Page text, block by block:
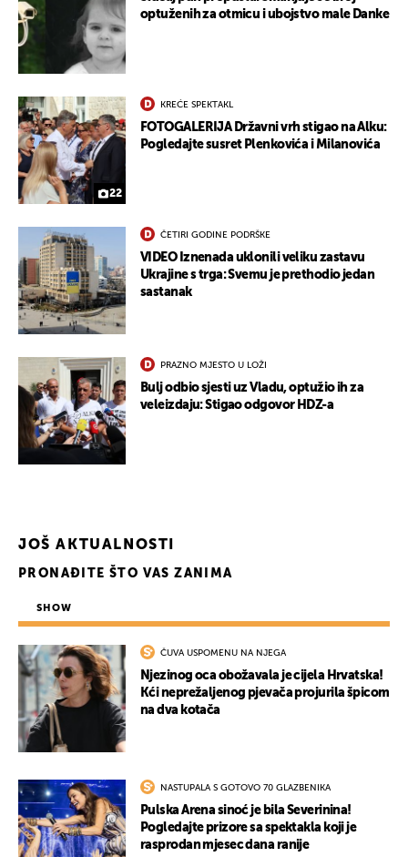
optuženih za otmicu i ubojstvo male Danke
22
KREĆE SPEKTAKL
FOTOGALERIJA Državni vrh stigao na Alku:
Pogledajte susret Plenkovića i Milanovića
ČETIRI GODINE PODRŠKE
VIDEO Iznenada uklonili veliku zastavu
Ukrajine s trga: Svemu je prethodio jedan
sastanak
PRAZNO MJESTO U LOŽI
Bulj odbio sjesti uz Vladu, optužio ih za
veleizdaju: Stigao odgovor HDZ-a
JOŠ AKTUALNOSTI
PRONAĐITE ŠTO VAS ZANIMA
SHOW
ČUVA USPOMENU NA NJEGA
Njezinog oca obožavala je cijela Hrvatska!
Kći neprežaljenog pjevača projurila špicom
na dva kotača
NASTUPALA S GOTOVO 70 GLAZBENIKA
Pulska Arena sinoć je bila Severinina!
Pogledajte prizore sa spektakla koji je
rasprodan mjesec dana ranije